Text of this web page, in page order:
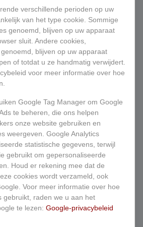
van producten of diensten
zijn inclusief btw.
en uitvoering
van een bestelling kunnen
worden berekend, deze
afrekenen kenbaar
zal de grootst mogelijke
in acht nemen bij het in
en bij de uitvoering van
leveringen van producten.
levering geldt het adres dat de
de ondernemer kenbaar heeft
consument dient op het
adres aanwezig te zijn om de
te nemen.
verschillende perioden op uw
van het type cookie. Sommige
genoemd, blijven op uw apparaat
sluit. Andere cookies,
blijven op uw apparaat
of totdat u ze handmatig verwijdert.
voor meer informatie over hoe
Google Tag Manager om Google
te beheren, die ons helpen
onze website gebruiken en
weergeven. Google Analytics
statistische gegevens, terwijl
gebruikt om gepersonaliseerde
Houd er rekening mee dat de
cookies wordt verzameld, ook
Voor meer informatie over hoe
gebruikt, raden we u aan het
te lezen: Google-privacybeleid